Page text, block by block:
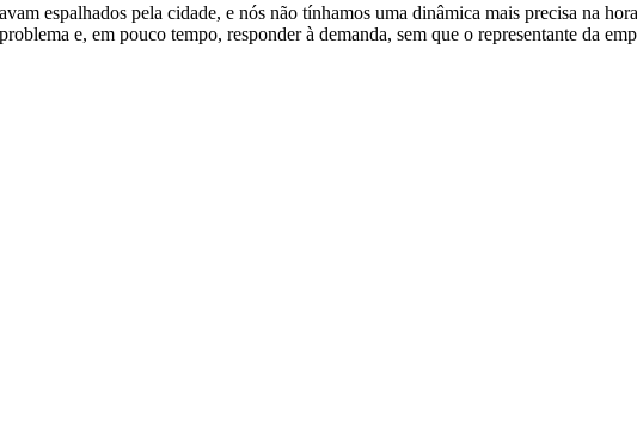
espalhados pela cidade, e nós não tínhamos uma dinâmica mais precisa na
e, em pouco tempo, responder à demanda, sem que o representante da